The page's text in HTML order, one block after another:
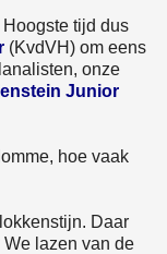
tijd dus
(KvdVH) om eens
onze
Junior
hoe vaak
Daar
lazen van de